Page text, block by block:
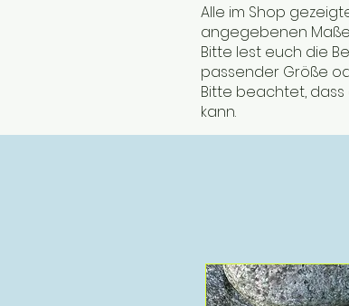
Alle im Shop
angegebenen
Bitte lest euch die
passender Größe
Bitte beachtet,
kann.